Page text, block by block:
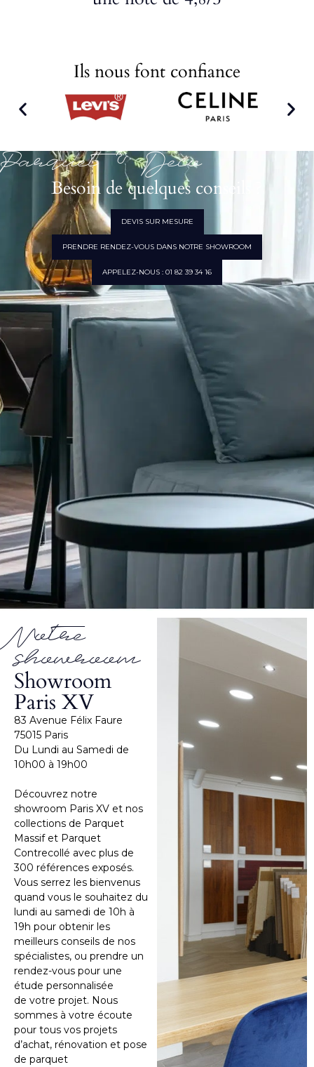
Ils nous font confiance
Parquet & Déco
Besoin de quelques conseils ?
DEVIS SUR MESURE
PRENDRE RENDEZ-VOUS DANS NOTRE SHOWROOM
APPELEZ-NOUS : 01 82 39 34 16
Notre
showroom
Showroom
Paris XV
83 Avenue Félix Faure
75015 Paris
Du Lundi au Samedi de
10h00 à 19h00
Découvrez notre
showroom Paris XV et nos
collections de Parquet
Massif et Parquet
Contrecollé avec plus de
300 références exposés.
Vous serrez les bienvenus
quand vous le souhaitez du
lundi au samedi de 10h à
19h pour obtenir les
meilleurs conseils de nos
spécialistes, ou prendre un
rendez-vous pour une
étude personnalisée
de votre projet. Nous
sommes à votre écoute
pour tous vos projets
d’achat, rénovation et pose
de parquet